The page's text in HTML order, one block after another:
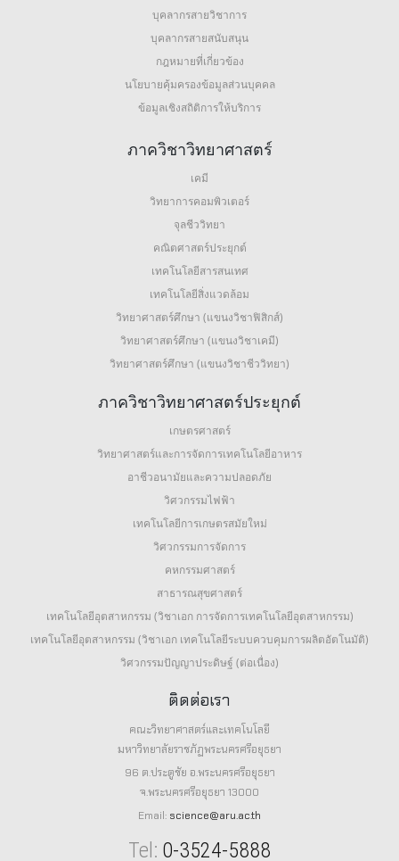
บุคลากรสายวิชาการ
บุคลากรสายสนับสนุน
กฎหมายที่เกี่ยวข้อง
นโยบายคุ้มครองข้อมูลส่วนบุคคล
ข้อมูลเชิงสถิติการให้บริการ
ภาควิชาวิทยาศาสตร์
เคมี
วิทยาการคอมพิวเตอร์
จุลชีววิทยา
คณิตศาสตร์ประยุกต์
เทคโนโลยีสารสนเทศ
เทคโนโลยีสิ่งแวดล้อม
วิทยาศาสตร์ศึกษา (แขนงวิชาฟิสิกส์)
วิทยาศาสตร์ศึกษา (แขนงวิชาเคมี)
วิทยาศาสตร์ศึกษา (แขนงวิชาชีววิทยา)
ภาควิชาวิทยาศาสตร์ประยุกต์
เกษตรศาสตร์
วิทยาศาสตร์และการจัดการเทคโนโลยีอาหาร
อาชีวอนามัยและความปลอดภัย
วิศวกรรมไฟฟ้า
เทคโนโลยีการเกษตรสมัยใหม่
วิศวกรรมการจัดการ
คหกรรมศาสตร์
สาธารณสุขศาสตร์
เทคโนโลยีอุตสาหกรรม (วิชาเอก การจัดการเทคโนโลยีอุตสาหกรรม)
เทคโนโลยีอุตสาหกรรม (วิชาเอก เทคโนโลยีระบบควบคุมการผลิตอัตโนมัติ)
วิศวกรรมปัญญาประดิษฐ์ (ต่อเนื่อง)
ติดต่อเรา
คณะวิทยาศาสตร์และเทคโนโลยี
มหาวิทยาลัยราชภัฏพระนครศรีอยุธยา
96 ต.ประตูชัย อ.พระนครศรีอยุธยา
จ.พระนครศรีอยุธยา 13000
Email: science@aru.ac.th
Tel: 0-3524-5888